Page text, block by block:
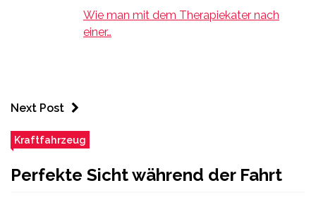
Wie man mit dem Therapiekater nach
einer…
Next Post
Kraftfahrzeug
Perfekte Sicht während der Fahrt